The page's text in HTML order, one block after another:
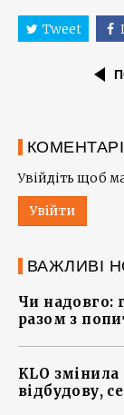
Tweet
КОМЕНТАРІ
Увійдіть щоб
Увійти
ВАЖЛИВІ
Чи надовго:
разом з
KLO
відбудову,